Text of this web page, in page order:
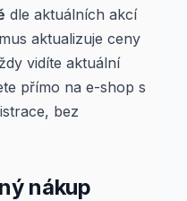
dle aktuálních akcí
aktualizuje ceny
vidíte aktuální
přímo na e-shop s
bez
nákup